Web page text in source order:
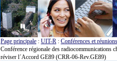
Page principale : UIT-R : Conférences et réunions
Conférence régionale des radiocommunications
réviser l´Accord GE89 (CRR-06-Rev.GE89)